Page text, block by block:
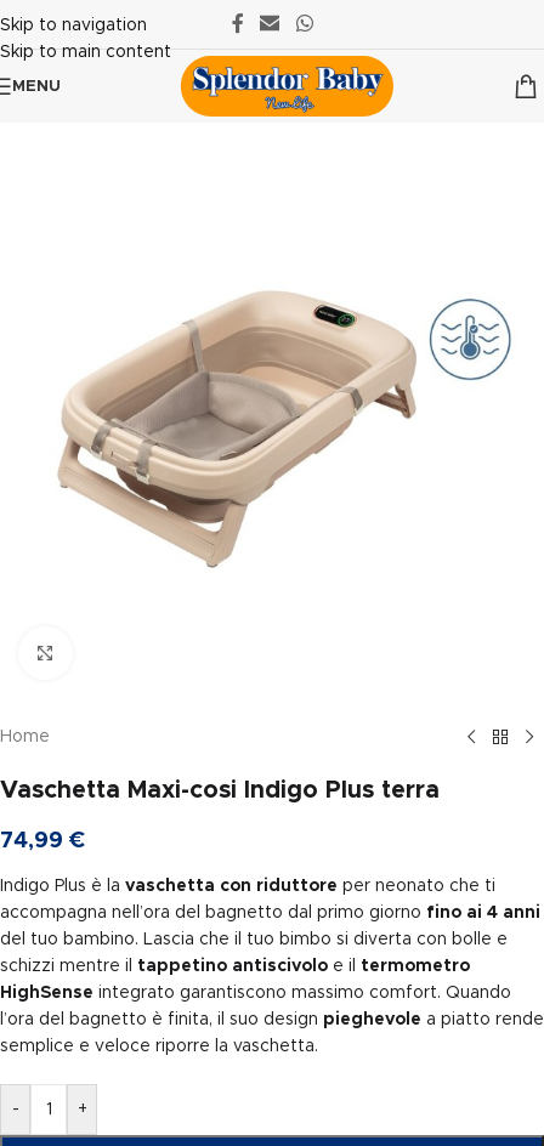
Skip to navigation
Skip to main content
MENU
Home
Vaschetta Maxi-cosi Indigo Plus terra
74,99 €
Indigo Plus è la vaschetta con riduttore per neonato che ti
accompagna nell’ora del bagnetto dal primo giorno fino ai 4 anni
del tuo bambino. Lascia che il tuo bimbo si diverta con bolle e
schizzi mentre il tappetino antiscivolo e il termometro
HighSense integrato garantiscono massimo comfort. Quando
l’ora del bagnetto è finita, il suo design pieghevole a piatto rende
semplice e veloce riporre la vaschetta.
- +